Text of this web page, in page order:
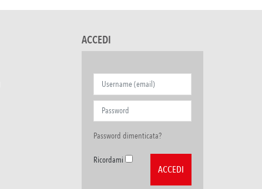
ACCEDI
Password dimenticata?
Ricordami